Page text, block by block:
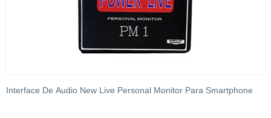
Interface De Audio New Live Personal Monitor Para Smartphone